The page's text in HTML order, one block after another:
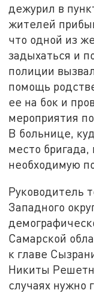
дежурил в
жителей
что одной из
задыхаться и
полиции
помощь
ее на бок и
мероприятия
В больнице,
место бригада,
необходимую
Руководитель
Западного
Самарской
к главе
Никиты
случаях нужно